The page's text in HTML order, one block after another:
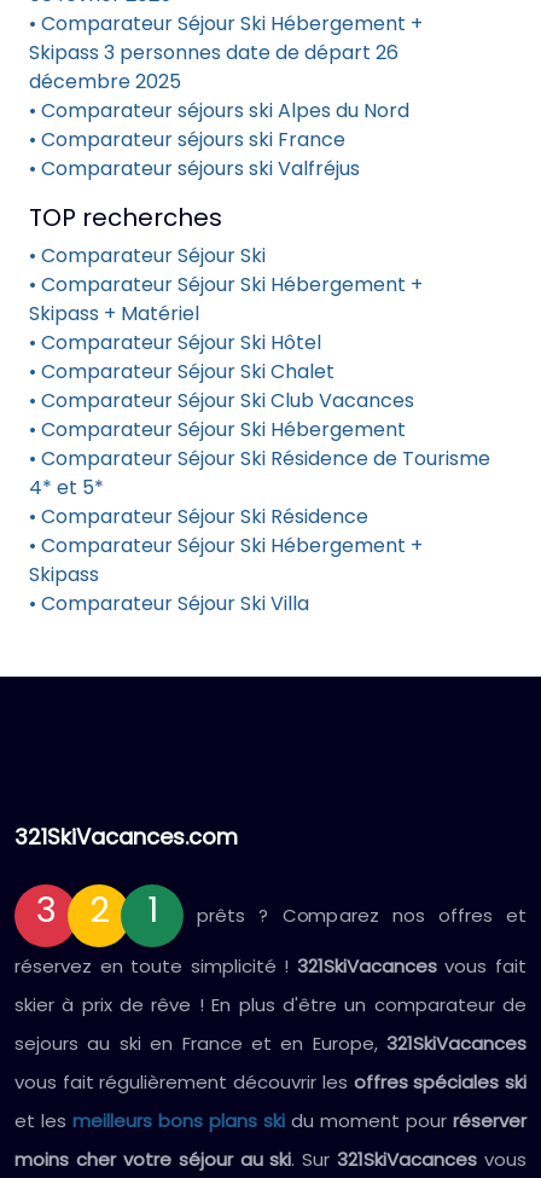
• Comparateur Séjour Ski Hébergement +
Skipass 3 personnes date de départ 26
décembre 2025
• Comparateur séjours ski Alpes du Nord
• Comparateur séjours ski France
• Comparateur séjours ski Valfréjus
TOP recherches
• Comparateur Séjour Ski
• Comparateur Séjour Ski Hébergement +
Skipass + Matériel
• Comparateur Séjour Ski Hôtel
• Comparateur Séjour Ski Chalet
• Comparateur Séjour Ski Club Vacances
• Comparateur Séjour Ski Hébergement
• Comparateur Séjour Ski Résidence de Tourisme
4* et 5*
• Comparateur Séjour Ski Résidence
• Comparateur Séjour Ski Hébergement +
Skipass
• Comparateur Séjour Ski Villa
321SkiVacances.com
3 2 1
prêts ? Comparez nos offres et
réservez en toute simplicité ! 321SkiVacancesvous fait
skier à prix de rêve ! En plus d'être un comparateur de
sejours au ski en France et en Europe, 321SkiVacances
vous fait régulièrement découvrir les offres spéciales ski
et les meilleurs bons plans ski du moment pour réserver
moins cher votre séjour au ski. Sur321SkiVacances vous